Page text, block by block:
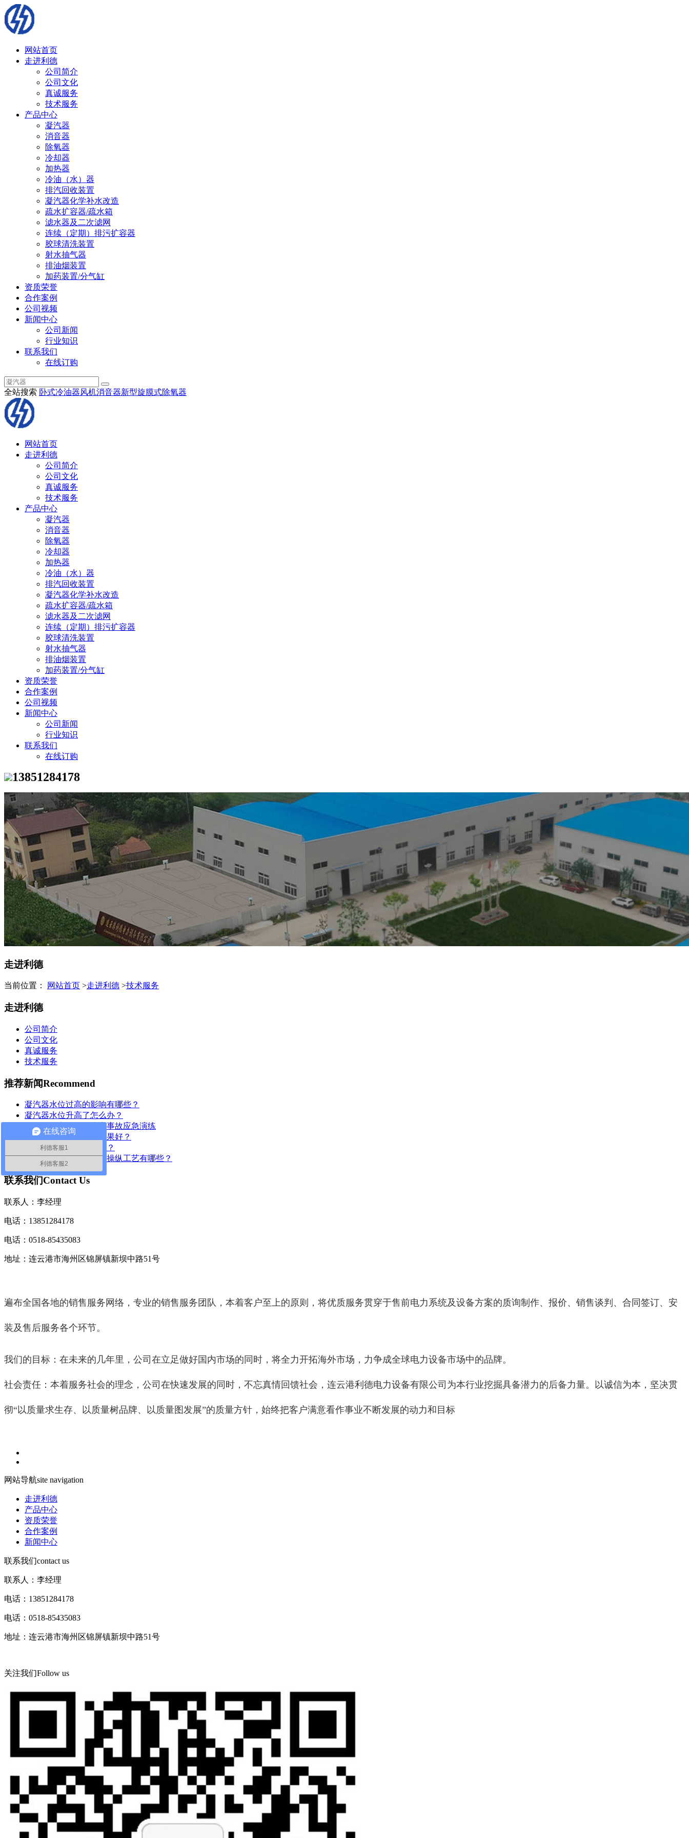
网站首页
走进利德
公司简介
公司文化
真诚服务
技术服务
产品中心
凝汽器
消音器
除氧器
冷却器
加热器
冷油（水）器
排汽回收装置
凝汽器化学补水改造
疏水扩容器/疏水箱
滤水器及二次滤网
连续（定期）排污扩容器
胶球清洗装置
射水抽气器
排油烟装置
加药装置/分气缸
资质荣誉
合作案例
公司视频
新闻中心
公司新闻
行业知识
联系我们
在线订购
全站搜索 卧式冷油器风机消音器新型旋膜式除氧器
网站首页
走进利德
公司简介
公司文化
真诚服务
技术服务
产品中心
凝汽器
消音器
除氧器
冷却器
加热器
冷油（水）器
排汽回收装置
凝汽器化学补水改造
疏水扩容器/疏水箱
滤水器及二次滤网
连续（定期）排污扩容器
胶球清洗装置
射水抽气器
排油烟装置
加药装置/分气缸
资质荣誉
合作案例
公司视频
新闻中心
公司新闻
行业知识
联系我们
在线订购
13851284178
走进利德
当前位置： 网站首页 >走进利德 >技术服务
走进利德
公司简介
公司文化
真诚服务
技术服务
推荐新闻Recommend
凝汽器水位过高的影响有哪些？
凝汽器水位升高了怎么办？
凝汽器厂家2023年生产事故应急演练
除氧器如何调试前音效果好？
为何凝汽器要换管改造？
凝汽器管板防腐保护的操纵工艺有哪些？
联系我们Contact Us
联系人：李经理
电话：13851284178
电话：0518-85435083
地址：连云港市海州区锦屏镇新坝中路51号
遍布全国各地的销售服务网络，专业的销售服务团队，本着客户至上的原则，将优质服务贯穿于售前电力系统及设备方案的质询制作、报价、销售谈判、合同签订、安
装及售后服务各个环节。
我们的目标：在未来的几年里，公司在立足做好国内市场的同时，将全力开拓海外市场，力争成全球电力设备市场中的品牌。
社会责任：本着服务社会的理念，公司在快速发展的同时，不忘真情回馈社会，连云港利德电力设备有限公司为本行业挖掘具备潜力的后备力量。以诚信为本，坚决贯
彻“以质量求生存、以质量树品牌、以质量图发展”的质量方针，始终把客户满意看作事业不断发展的动力和目标
网站导航site navigation
走进利德
产品中心
资质荣誉
合作案例
新闻中心
联系我们contact us
联系人：李经理
电话：13851284178
电话：0518-85435083
地址：连云港市海州区锦屏镇新坝中路51号
关注我们Follow us
在线咨询
利德客服1
利德客服2